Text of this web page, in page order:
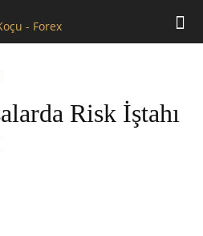
Risk İştahı